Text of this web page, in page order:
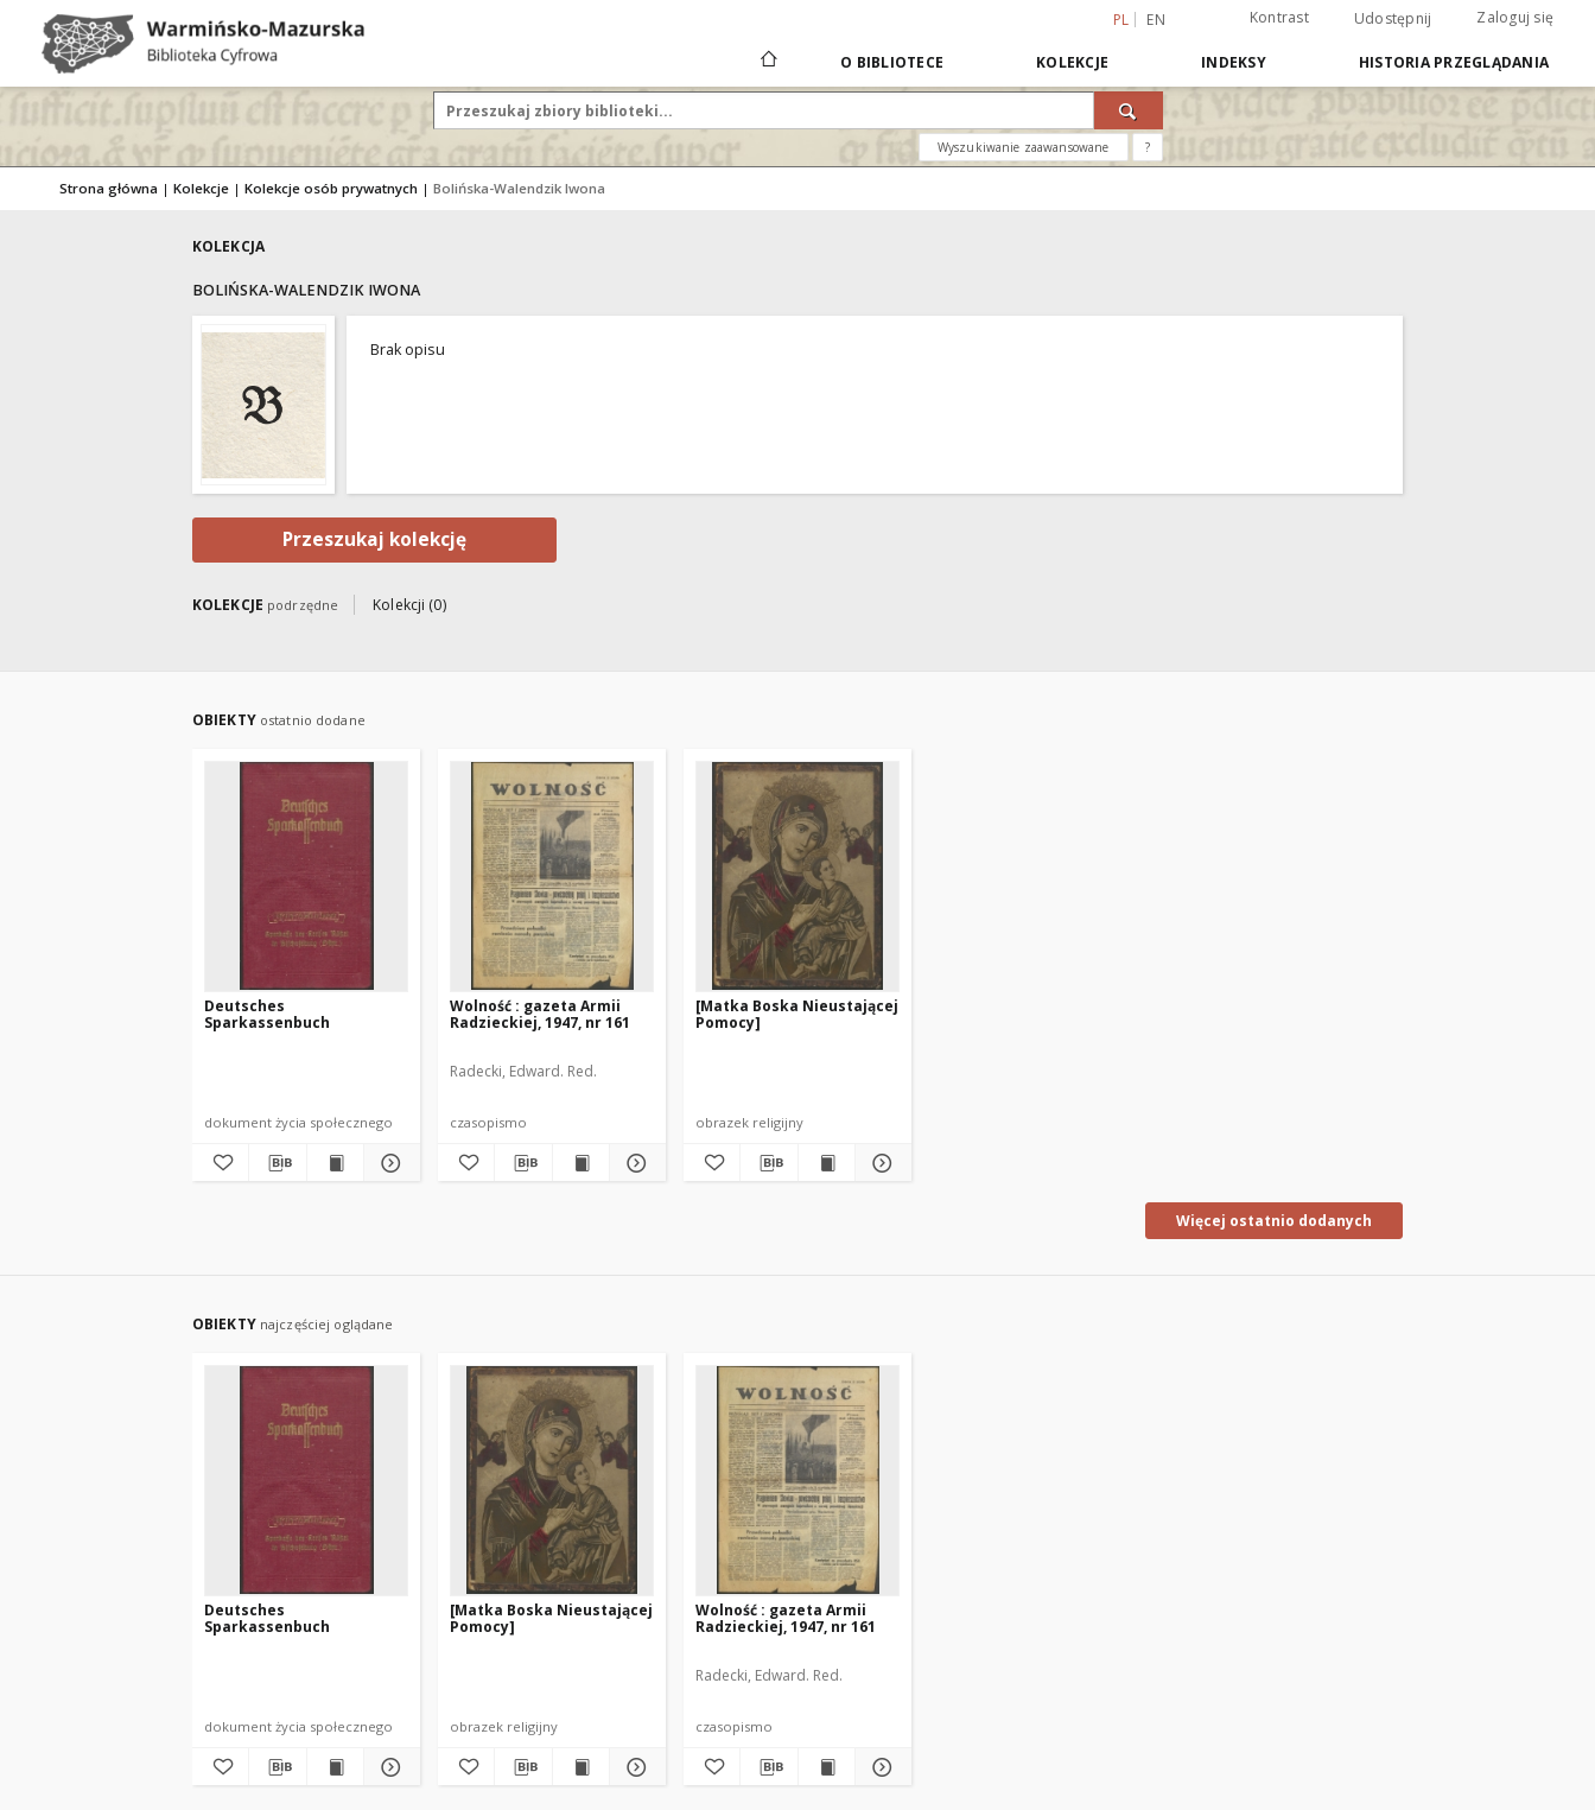
PL EN Kontrast Udostępnij Zaloguj się
O BIBLIOTECE KOLEKCJE INDEKSY HISTORIA PRZEGLĄDANIA
Wyszukiwanie zaawansowane ?
Strona główna | Kolekcje | Kolekcje osób prywatnych | Bolińska-Walendzik Iwona
KOLEKCJA
BOLIŃSKA-WALENDZIK IWONA
Brak opisu
Przeszukaj kolekcję
KOLEKCJE podrzędne Kolekcji (0)
OBIEKTY ostatnio dodane
Deutsches
Sparkassenbuch
dokument życia społecznego
Wolność : gazeta Armii
Radzieckiej, 1947, nr 161
Radecki, Edward. Red.
czasopismo
[Matka Boska Nieustającej
Pomocy]
obrazek religijny
Więcej ostatnio dodanych
OBIEKTY najczęściej oglądane
Deutsches
Sparkassenbuch
dokument życia społecznego
[Matka Boska Nieustającej
Pomocy]
obrazek religijny
Wolność : gazeta Armii
Radzieckiej, 1947, nr 161
Radecki, Edward. Red.
czasopismo